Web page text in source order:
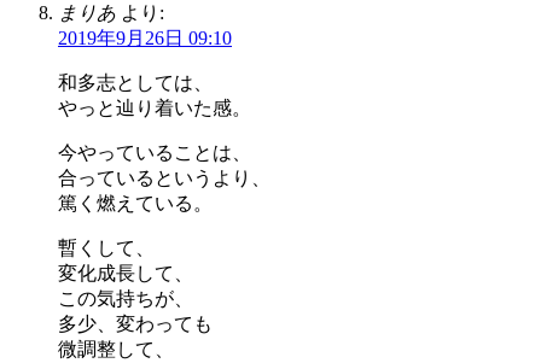
まりあ より:
2019年9月26日 09:10
和多志としては、
やっと辿り着いた感。
今やっていることは、
合っているというより、
篤く燃えている。
暫くして、
変化成長して、
この気持ちが、
多少、変わっても
微調整して、